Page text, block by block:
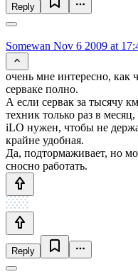
Reply
Somewan Nov 6 2009 at
очень мне интересно, как
серваке полно.
А если сервак за тысячу
техник только раз в
iLO нужен, чтобы не
крайне удобная.
Да, подтормаживает, но
сносно работать.
Reply